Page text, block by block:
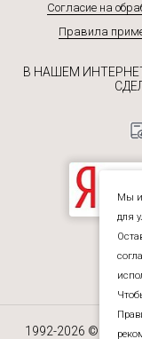
Согласие на
Правила
В НАШЕМ
1992-2026 © ЮРЕАЛ
Мы
для